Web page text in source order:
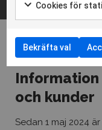
08-541 303 60
info@rensa.se
Sociala medier
Cookies för
Bekräfta val
och kunder
Sedan 1 maj 2024